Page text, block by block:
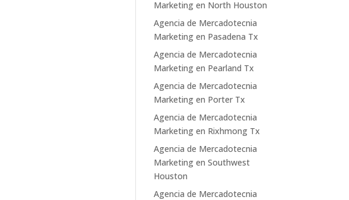
Marketing en North Houston
Agencia de Mercadotecnia
Marketing en Pasadena Tx
Agencia de Mercadotecnia
Marketing en Pearland Tx
Agencia de Mercadotecnia
Marketing en Porter Tx
Agencia de Mercadotecnia
Marketing en Rixhmong Tx
Agencia de Mercadotecnia
Marketing en Southwest
Houston
Agencia de Mercadotecnia